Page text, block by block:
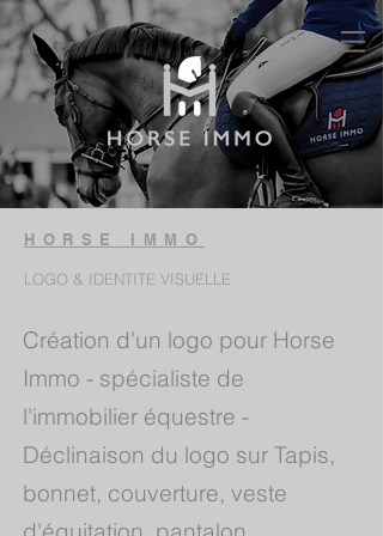
HORSE IMMO
LOGO & IDENTITE VISUELLE
Création d'un logo pour Horse
Immo - spécialiste de
l'immobilier équestre -
Déclinaison du logo sur Tapis,
bonnet, couverture, veste